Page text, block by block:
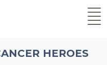
HEROES